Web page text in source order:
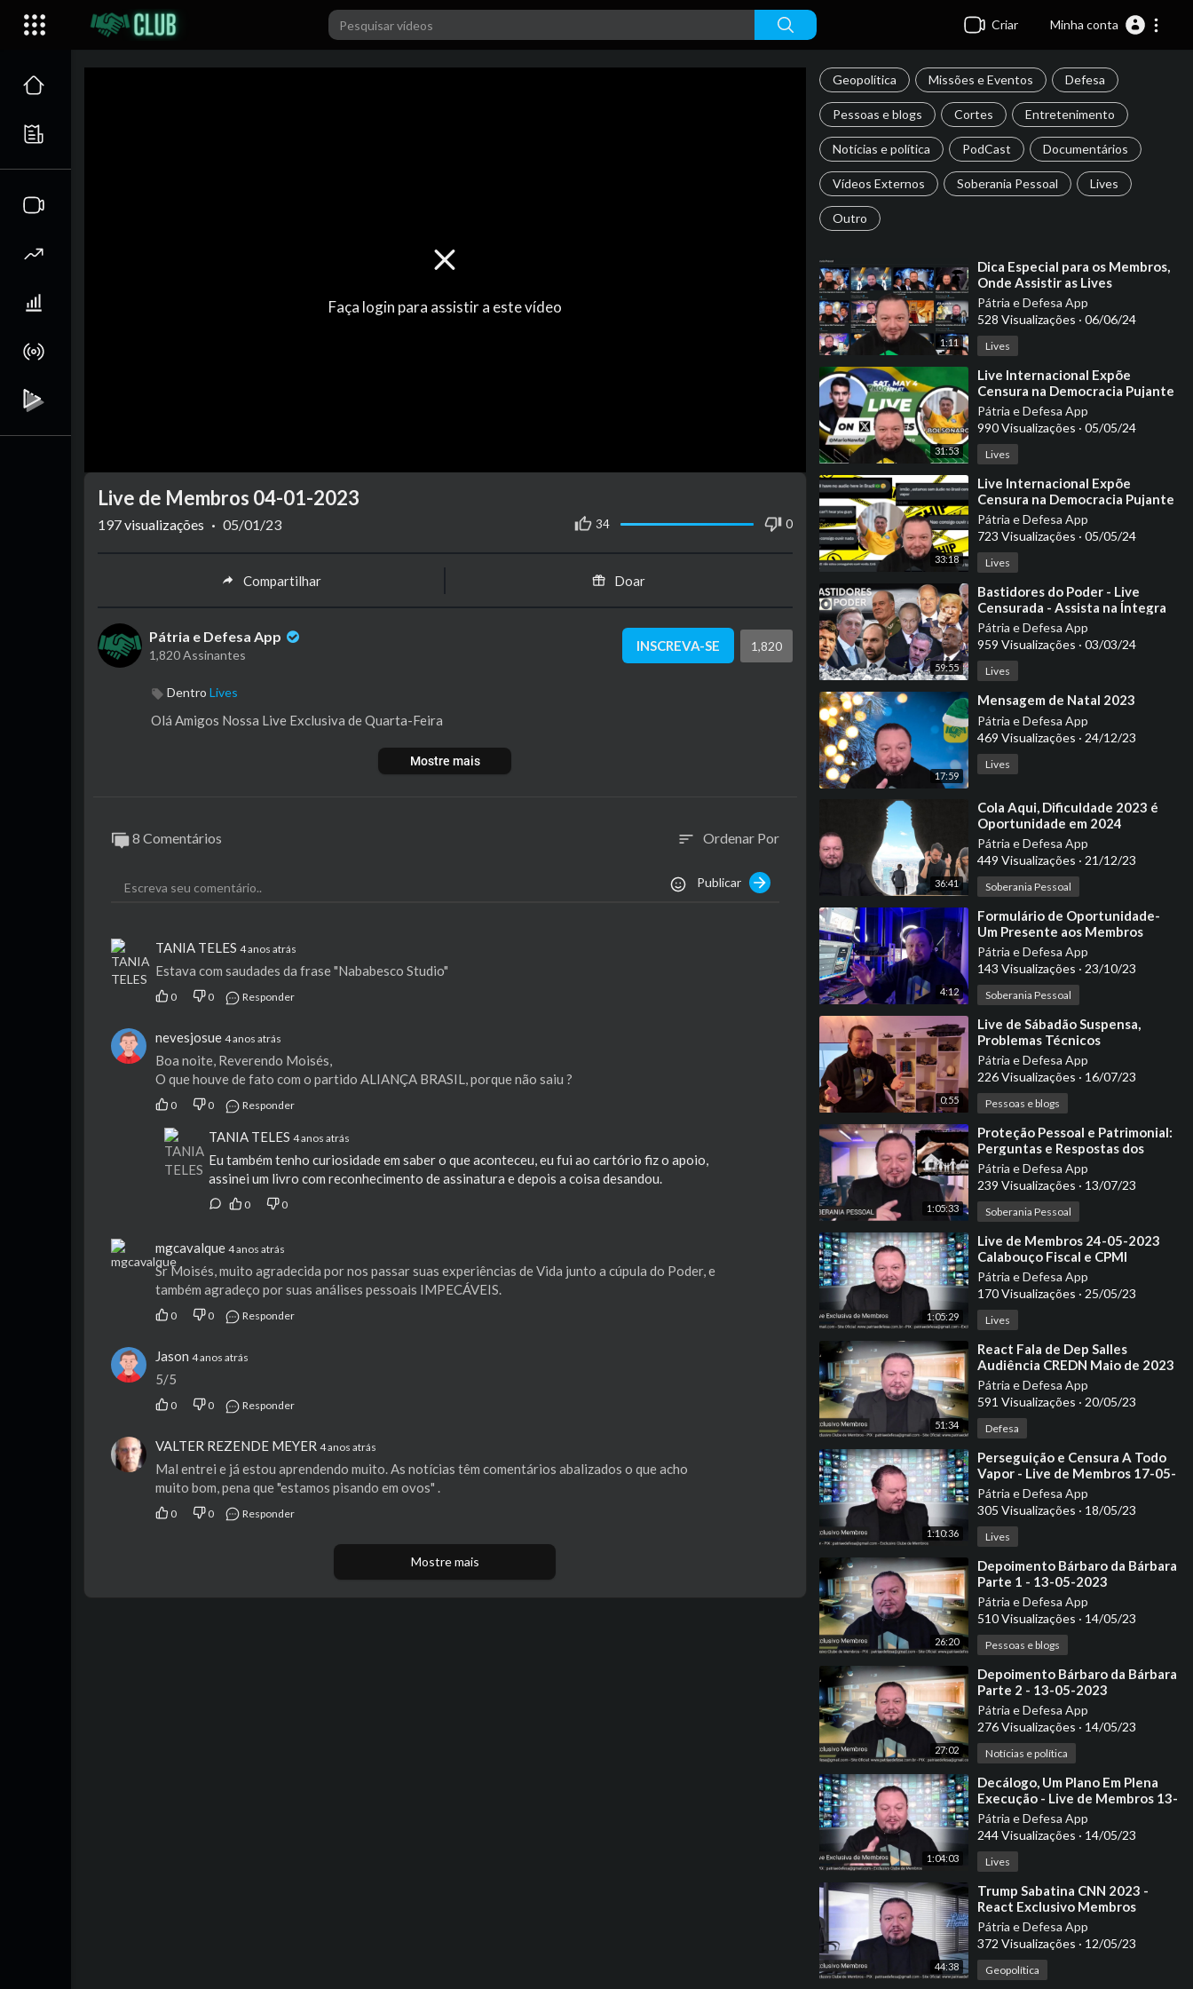
Criar Minha conta
Faça login para assistir a este vídeo
Geopolítica Missões e Eventos Defesa
Pessoas e blogs Cortes Entretenimento
Notícias e política PodCast Documentários
Vídeos Externos Soberania Pessoal Lives
Outro
1:11
⁣Dica Especial para os Membros,
Onde Assistir as Lives
Pátria e Defesa App
528 Visualizações · 06/06/24
Lives
31:53
⁣Live Internacional Expõe
Censura na Democracia Pujante
- Comentários
Pátria e Defesa App
990 Visualizações · 05/05/24
Lives
33:18
⁣Live Internacional Expõe
Censura na Democracia Pujante
Pátria e Defesa App
723 Visualizações · 05/05/24
Lives
59:55
⁣Bastidores do Poder - Live
Censurada - Assista na Íntegra
Pátria e Defesa App
959 Visualizações · 03/03/24
Lives
17:59
⁣Mensagem de Natal 2023
Pátria e Defesa App
469 Visualizações · 24/12/23
Lives
36:41
⁣Cola Aqui, Dificuldade 2023 é
Oportunidade em 2024
Pátria e Defesa App
449 Visualizações · 21/12/23
Soberania Pessoal
4:12
⁣Formulário de Oportunidade-
Um Presente aos Membros
Pátria e Defesa App
143 Visualizações · 23/10/23
Soberania Pessoal
0:55
⁣Live de Sábadão Suspensa,
Problemas Técnicos
Pátria e Defesa App
226 Visualizações · 16/07/23
Pessoas e blogs
1:05:33
⁣Proteção Pessoal e Patrimonial:
Perguntas e Respostas dos
Membros
Pátria e Defesa App
239 Visualizações · 13/07/23
Soberania Pessoal
1:05:29
⁣Live de Membros 24-05-2023
Calabouço Fiscal e CPMI
Pátria e Defesa App
170 Visualizações · 25/05/23
Lives
51:34
⁣React Fala de Dep Salles
Audiência CREDN Maio de 2023
Pátria e Defesa App
591 Visualizações · 20/05/23
Defesa
1:10:36
⁣Perseguição e Censura A Todo
Vapor - Live de Membros 17-05-
2023
Pátria e Defesa App
305 Visualizações · 18/05/23
Lives
26:20
⁣Depoimento Bárbaro da Bárbara
Parte 1 - 13-05-2023
Pátria e Defesa App
510 Visualizações · 14/05/23
Pessoas e blogs
27:02
⁣Depoimento Bárbaro da Bárbara
Parte 2 - 13-05-2023
Pátria e Defesa App
276 Visualizações · 14/05/23
Notícias e política
1:04:03
⁣Decálogo, Um Plano Em Plena
Execução - Live de Membros 13-
05-2023
Pátria e Defesa App
244 Visualizações · 14/05/23
Lives
44:38
⁣Trump Sabatina CNN 2023 -
React Exclusivo Membros
Pátria e Defesa App
372 Visualizações · 12/05/23
Geopolítica
Live de Membros 04-01-2023
34 0
197visualizações · 05/01/23
Compartilhar Doar
Pátria e Defesa App
1,820 Assinantes
INSCREVA-SE 1,820
Dentro Lives
Olá Amigos Nossa Live Exclusiva de Quarta-Feira
Mostre mais
8 Comentários sort Ordenar Por
Publicar
TANIA TELES 4 anos atrás
Estava com saudades da frase "Nababesco Studio"
0 0 Responder
nevesjosue 4 anos atrás
Boa noite, Reverendo Moisés,
O que houve de fato com o partido ALIANÇA BRASIL, porque não saiu ?
0 0 Responder
TANIA TELES 4 anos atrás
Eu também tenho curiosidade em saber o que aconteceu, eu fui ao cartório fiz o apoio,
assinei um livro com reconhecimento de assinatura e depois a coisa desandou.
0 0
mgcavalque 4 anos atrás
Sr Moisés, muito agradecida por nos passar suas experiências de Vida junto a cúpula do Poder, e
também agradeço por suas análises pessoais IMPECÁVEIS.
0 0 Responder
Jason 4 anos atrás
5/5
0 0 Responder
VALTER REZENDE MEYER 4 anos atrás
Mal entrei e já estou aprendendo muito. As notícias têm comentários abalizados o que acho
muito bom, pena que "estamos pisando em ovos" .
0 0 Responder
Mostre mais